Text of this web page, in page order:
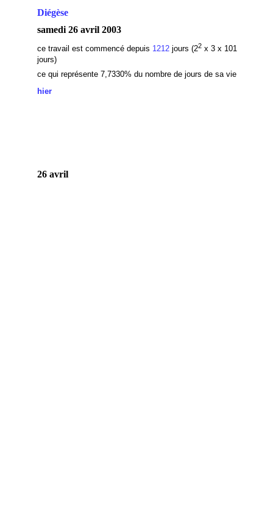
Diégèse
samedi 26 avril 2003
ce travail est commencé depuis 1212jours (22x 3 x 101
jours)
ce qui représente 7,7330% du nombre de jours de sa vie
hier
26 avril